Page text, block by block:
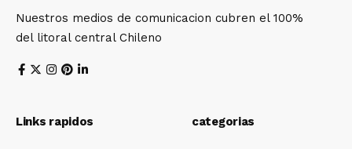
Nuestros medios de comunicacion cubren el 100%
del litoral central Chileno
Links rapidos categorias